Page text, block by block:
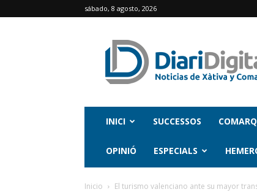
sábado, 8 agosto, 2026
INICI SUCCESSOS
OPINIÓ ESPECIALS
Inicio El turismo valenciano ante su mayor